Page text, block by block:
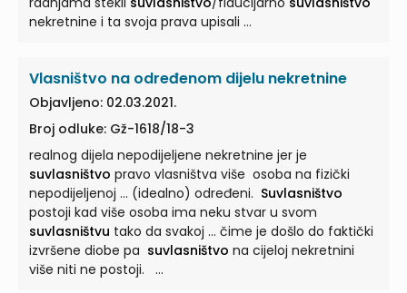
nekretnine i ta svoja prava upisali ...
Vlasništvo na određenom dijelu nekretnine
Objavljeno: 02.03.2021.
Broj odluke: Gž-1618/18-3
realnog dijela nepodijeljene nekretnine jer je
suvlasništvo pravo vlasništva više osoba na fizički
nepodijeljenoj ... (idealno) određeni. Suvlasništvo
postoji kad više osoba ima neku stvar u svom
suvlasništvu tako da svakoj ... čime je došlo do faktički
izvršene diobe pa suvlasništvo na cijeloj nekretnini
više niti ne postoji. ...